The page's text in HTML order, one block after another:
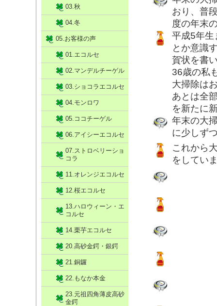
おり、普
度の年末
平成5年生
とか意識
賀状を書
36歳の私
大掃除は
あとは全
を新たに
年末の大
に少しず
これから
をしてい
03.秋
04.冬
05.お客様の声
01.エコルセ
02.マンデルチーゲル
03.ショコラエコルセ
04.モンロワ
05.ココチーゲル
06.アイシーエコルセ
07.ストロベリーショ
コラ
11.オレンジエコルセ
12.桜エコルセ
13.ハロウィーン・エ
コルセ
14.栗芋エコルセ
20.高砂金鍔・銀鍔
21.銅鑼
22.もなか本金
23.元祖四角薄皮高砂
金鍔